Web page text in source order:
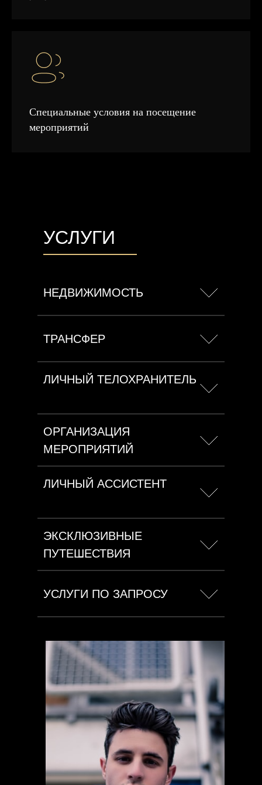
Специальные условия на посещение
мероприятий
УСЛУГИ
НЕДВИЖИМОСТЬ
ТРАНСФЕР
ЛИЧНЫЙ ТЕЛОХРАНИТЕЛЬ
ОРГАНИЗАЦИЯ
МЕРОПРИЯТИЙ
ЛИЧНЫЙ АССИСТЕНТ
ЭКСКЛЮЗИВНЫЕ
ПУТЕШЕСТВИЯ
УСЛУГИ ПО ЗАПРОСУ